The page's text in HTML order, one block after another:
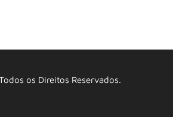
os Direitos Reservados.